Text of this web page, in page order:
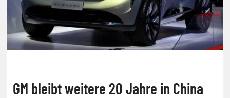
GM bleibt weitere 20 Jahre in China